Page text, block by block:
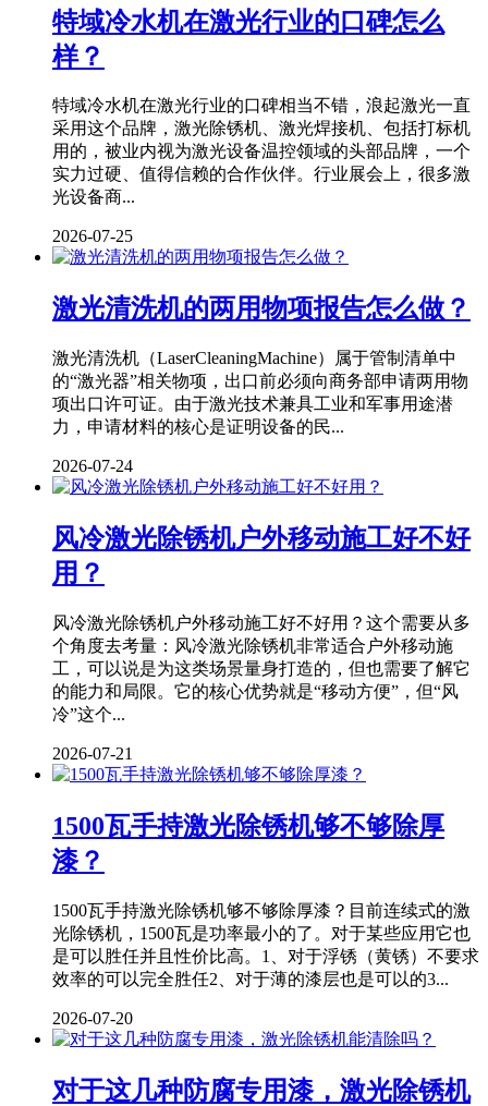
特域冷水机在激光行业的口碑怎么
样？
特域冷水机在激光行业的口碑相当不错，浪起激光一直
采用这个品牌，激光除锈机、激光焊接机、包括打标机
用的，被业内视为激光设备温控领域的头部品牌，一个
实力过硬、值得信赖的合作伙伴。行业展会上，很多激
光设备商...
2026-07-25
激光清洗机的两用物项报告怎么做？
激光清洗机（LaserCleaningMachine）属于管制清单中
的“激光器”相关物项，出口前必须向商务部申请两用物
项出口许可证。由于激光技术兼具工业和军事用途潜
力，申请材料的核心是证明设备的民...
2026-07-24
风冷激光除锈机户外移动施工好不好
用？
风冷激光除锈机户外移动施工好不好用？这个需要从多
个角度去考量：风冷激光除锈机非常适合户外移动施
工，可以说是为这类场景量身打造的，但也需要了解它
的能力和局限。它的核心优势就是“移动方便”，但“风
冷”这个...
2026-07-21
1500瓦手持激光除锈机够不够除厚
漆？
1500瓦手持激光除锈机够不够除厚漆？目前连续式的激
光除锈机，1500瓦是功率最小的了。对于某些应用它也
是可以胜任并且性价比高。1、对于浮锈（黄锈）不要求
效率的可以完全胜任2、对于薄的漆层也是可以的3...
2026-07-20
对于这几种防腐专用漆，激光除锈机